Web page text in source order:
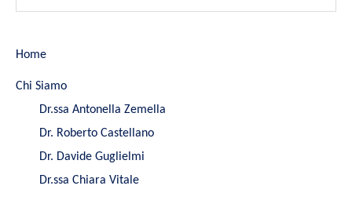
Home
Chi Siamo
Dr.ssa Antonella Zemella
Dr. Roberto Castellano
Dr. Davide Guglielmi
Dr.ssa Chiara Vitale